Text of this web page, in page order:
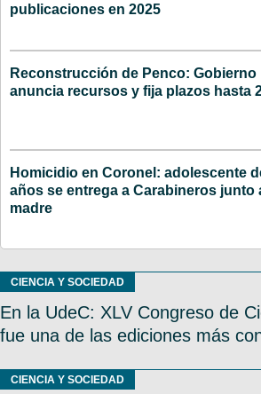
publicaciones en 2025
Reconstrucción de Penco: Gobierno
anuncia recursos y fija plazos hasta
Homicidio en Coronel: adolescente
años se entrega a Carabineros junto
madre
CIENCIA Y SOCIEDAD
En la UdeC: XLV Congreso de
fue una de las ediciones más
CIENCIA Y SOCIEDAD